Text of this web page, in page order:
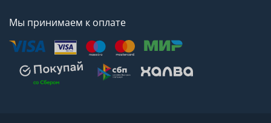
Мы принимаем к оплате